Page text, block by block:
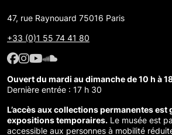
47, rue Raynouard 75016 Paris
+33 (0)1 55 74 41 80
Facebook : Maison de
Facebook : Maison de
Youtube : Maison de
SoundCloud :
Ouvert du mardi au dimanche de 10 h à
Dernière entrée : 17 h 30
L’accès aux collections permanentes
expositions temporaires. Le musée est
accessible aux personnes à mobilité